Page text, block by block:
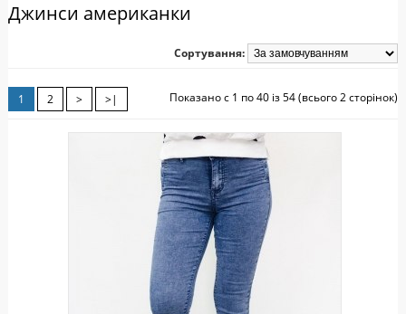
Джинси американки
Сортування:
1 2 > >| Показано с 1 по 40 із 54 (всього 2 сторінок)